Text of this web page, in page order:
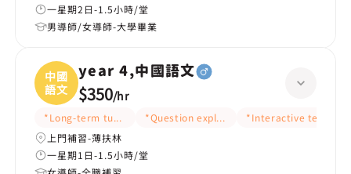
一星期2日-1.5小時/堂
男導師/女導師-大學畢業
中國
語文
year 4,中國語文
$350/hr
*Long-term tutoring *Question explanation*Interactive teaching
上門補習-薄扶林
一星期1日-1.5小時/堂